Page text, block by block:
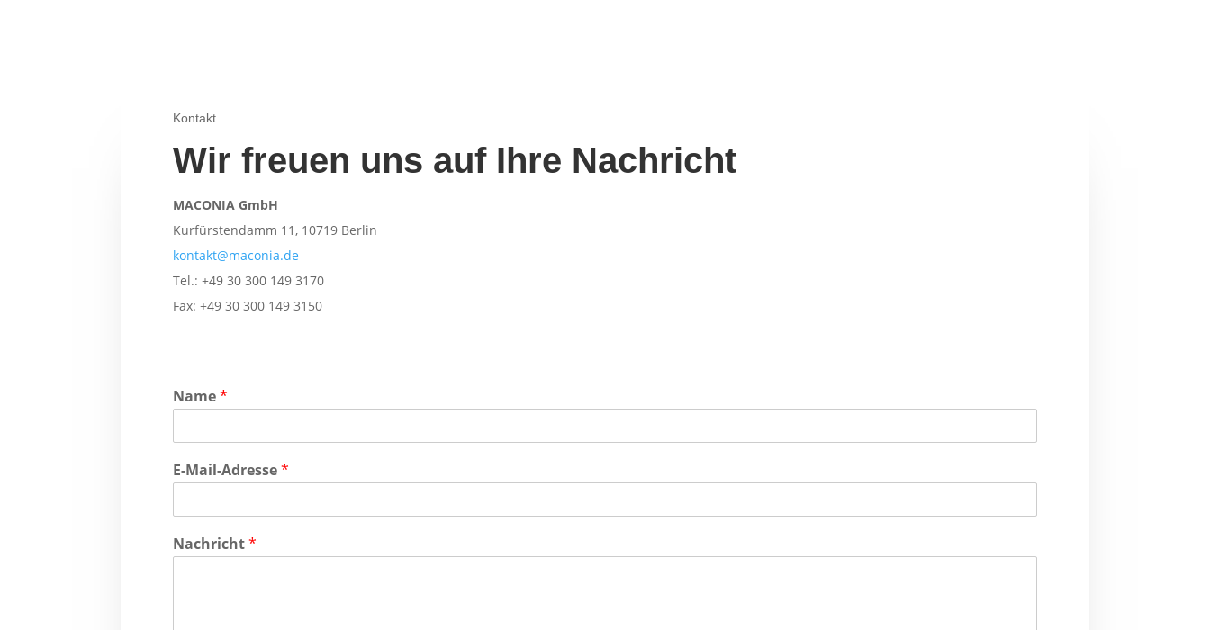
Kontakt
Wir freuen uns auf Ihre Nachricht
MACONIA GmbH
Kurfürstendamm 11, 10719 Berlin
kontakt@maconia.de
Tel.: +49 30 300 149 3170
Fax: +49 30 300 149 3150
Name*
E-Mail-Adresse*
Nachricht*